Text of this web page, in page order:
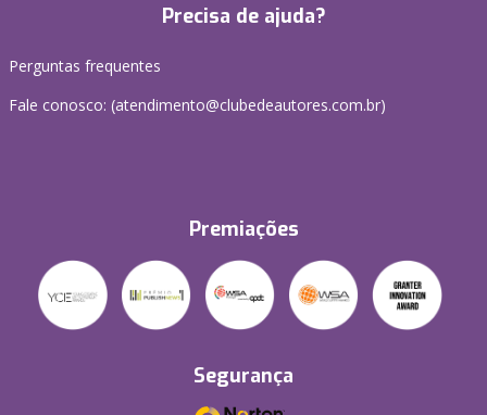
Precisa de ajuda?
Perguntas frequentes
Fale conosco: (atendimento@clubedeautores.com.br)
Premiações
Segurança